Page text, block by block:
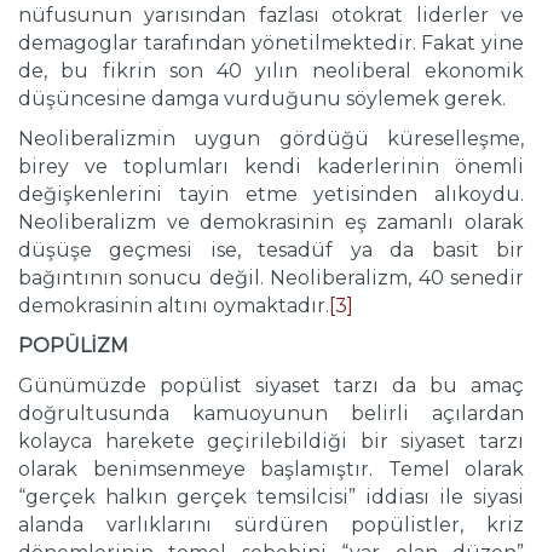
nüfusunun yarısından fazlası otokrat liderler ve
demagoglar tarafından yönetilmektedir. Fakat yine
de, bu fikrin son 40 yılın neoliberal ekonomik
düşüncesine damga vurduğunu söylemek gerek.
Neoliberalizmin uygun gördüğü küreselleşme,
birey ve toplumları kendi kaderlerinin önemli
değişkenlerini tayin etme yetisinden alıkoydu.
Neoliberalizm ve demokrasinin eş zamanlı olarak
düşüşe geçmesi ise, tesadüf ya da basit bir
bağıntının sonucu değil. Neoliberalizm, 40 senedir
demokrasinin altını oymaktadır. [3]
POPÜLİZM
Günümüzde popülist siyaset tarzı da bu amaç
doğrultusunda kamuoyunun belirli açılardan
kolayca harekete geçirilebildiği bir siyaset tarzı
olarak benimsenmeye başlamıştır. Temel olarak
“gerçek halkın gerçek temsilcisi” iddiası ile siyasi
alanda varlıklarını sürdüren popülistler, kriz